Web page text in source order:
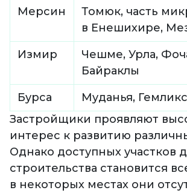
Мерсин
Томюк, часть
в Енешихире,
Измир
Чешме, Урла,
Байраклы
Бурса
Муданья,
Застройщики проявляют
интерес к развитию
Однако доступных участков
строительства становится
в некоторых местах они